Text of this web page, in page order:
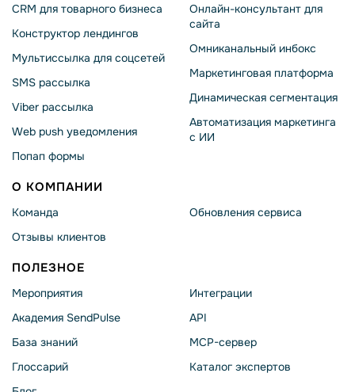
CRM для товарного бизнеса
Конструктор лендингов
Мультиссылка для соцсетей
SMS рассылка
Viber рассылка
Web push уведомления
Попап формы
Онлайн-консультант для
сайта
Омниканальный инбокс
Маркетинговая платформа
Динамическая сегментация
Автоматизация маркетинга
с ИИ
О КОМПАНИИ
Команда
Отзывы клиентов
Обновления сервиса
ПОЛЕЗНОЕ
Мероприятия
Академия SendPulse
База знаний
Глоссарий
Интеграции
API
MCP-сервер
Каталог экспертов